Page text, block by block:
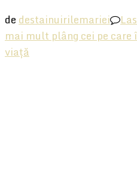
de destainuirilemariei
mai mult plâng cei pe
viață